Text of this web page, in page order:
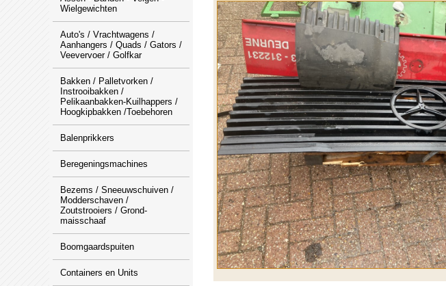
Wielgewichten
Auto's / Vrachtwagens /
Aanhangers / Quads / Gators /
Veevervoer / Golfkar
Bakken / Palletvorken /
Instrooibakken /
Pelikaanbakken-Kuilhappers /
Hoogkipbakken /Toebehoren
Balenprikkers
Beregeningsmachines
Bezems / Sneeuwschuiven /
Modderschaven /
Zoutstrooiers / Grond-
maisschaaf
Boomgaardspuiten
Containers en Units